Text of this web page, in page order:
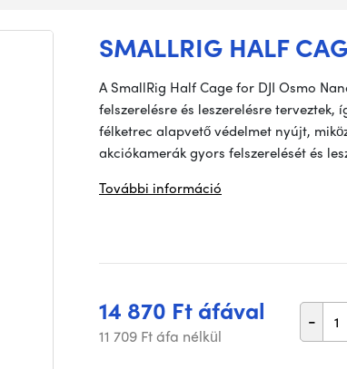
SMALLRIG HALF
A SmallRig Half Cage for DJI Osmo
felszerelésre és leszerelésre
félketrec alapvető védelmet nyújt,
akciókamerák gyors felszerelését és
További információ
14 870 Ft áfával
11 709 Ft áfa nélkül
-